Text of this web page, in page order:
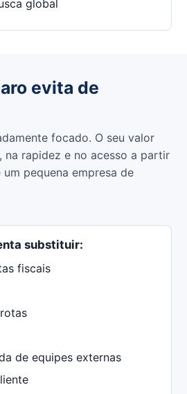
global
evita de
focado. O seu valor
na rapidez e no acesso a partir
pequena empresa de
substituir:
fiscais
de equipes externas